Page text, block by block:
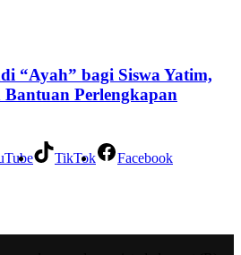
“Ayah” bagi Siswa Yatim,
Bantuan Perlengkapan
TikTok Facebook